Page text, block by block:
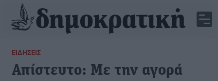
ΕΙΔΉΣΕΙΣ
Απίστευτο: Με την αγορά